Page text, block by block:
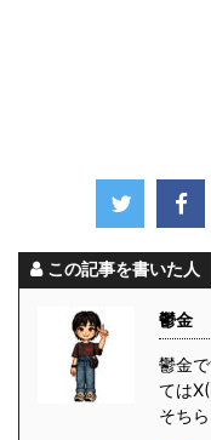
この記事を書いた人
鬱金
鬱金
ては
そち